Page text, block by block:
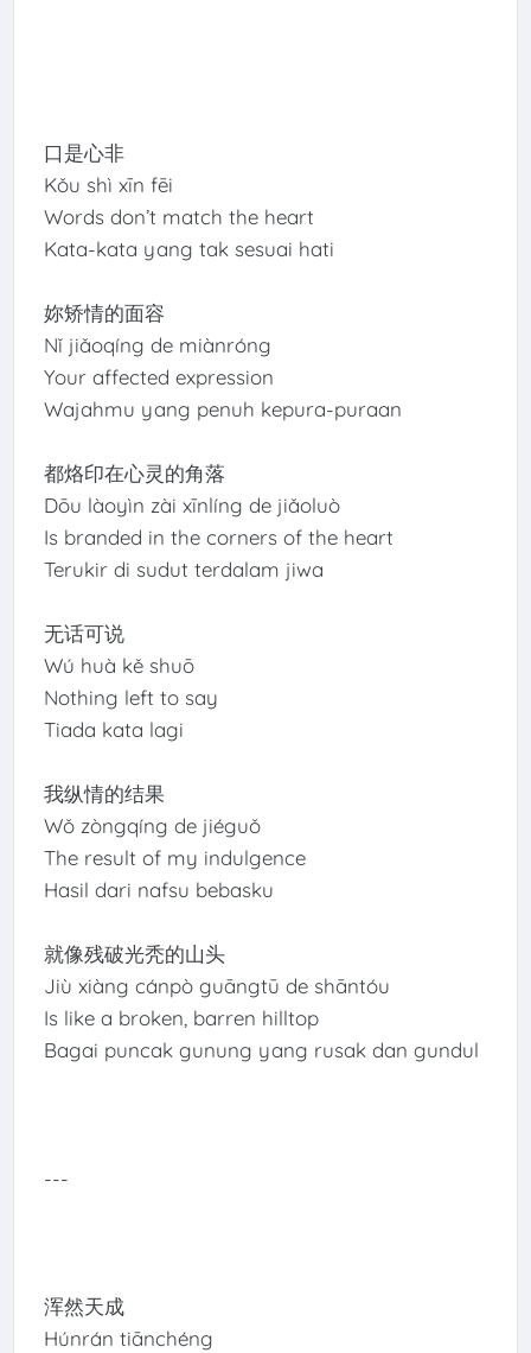
口是心非
Kǒu shì xīn fēi
Words don’t match the heart
Kata-kata yang tak sesuai hati
妳矫情的面容
Nǐ jiǎoqíng de miànróng
Your affected expression
Wajahmu yang penuh kepura-puraan
都烙印在心灵的角落
Dōu làoyìn zài xīnlíng de jiǎoluò
Is branded in the corners of the heart
Terukir di sudut terdalam jiwa
无话可说
Wú huà kě shuō
Nothing left to say
Tiada kata lagi
我纵情的结果
Wǒ zòngqíng de jiéguǒ
The result of my indulgence
Hasil dari nafsu bebasku
就像残破光秃的山头
Jiù xiàng cánpò guāngtū de shāntóu
Is like a broken, barren hilltop
Bagai puncak gunung yang rusak dan gundul
---
浑然天成
Húnrán tiānchéng